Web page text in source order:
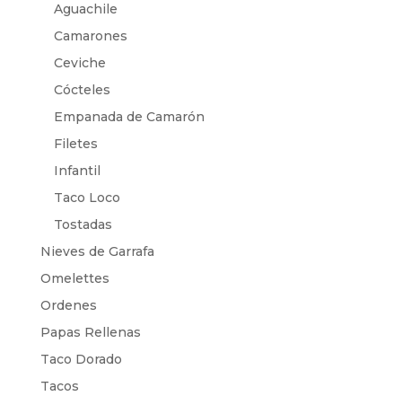
Aguachile
Camarones
Ceviche
Cócteles
Empanada de Camarón
Filetes
Infantil
Taco Loco
Tostadas
Nieves de Garrafa
Omelettes
Ordenes
Papas Rellenas
Taco Dorado
Tacos